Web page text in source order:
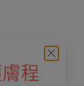
程